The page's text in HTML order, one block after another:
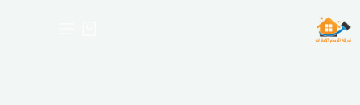
إلى
المحتوى